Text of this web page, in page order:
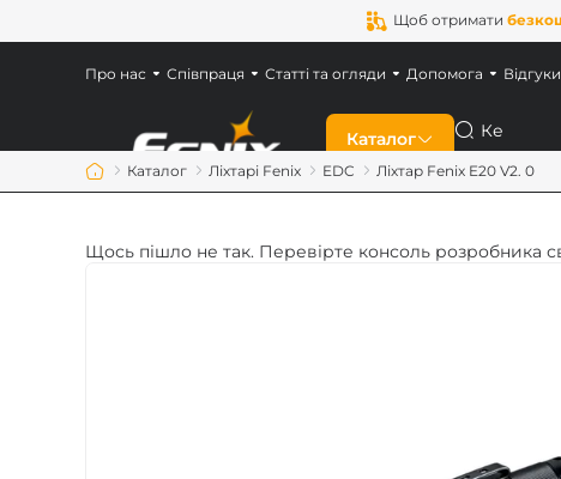
Щоб отримати
Каталог Пошук
Про нас Співпраця Статті та огляди Допомога Відгуки
Каталог Ліхтарі Fenix EDC Ліхтар Fenix E20 V2. 0
Щось пішло не так. Перевірте консоль розробника